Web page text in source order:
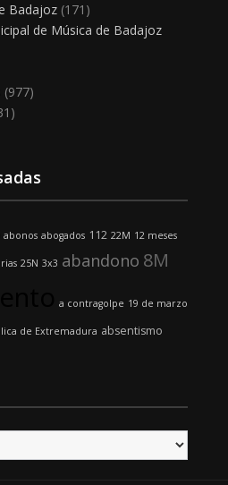
Badajoz(171)
de Música de Badajoz
(977)
abonos abogados 112 22M 12 meses
25N 3x3 abandono 8M
a contragolpe 19 de marzo
de Extremadura absentismo